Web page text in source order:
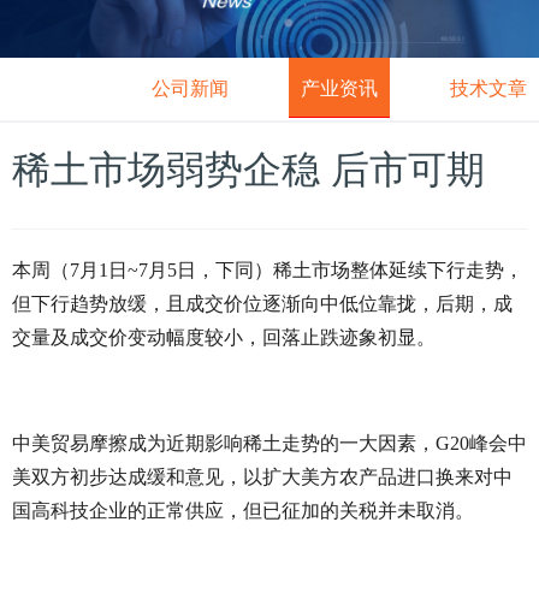
公司新闻 产业资讯 技术文章
稀土市场弱势企稳 后市可期
本周（7月1日~7月5日，下同）稀土市场整体延续下行走势，
但下行趋势放缓，且成交价位逐渐向中低位靠拢，后期，成
交量及成交价变动幅度较小，回落止跌迹象初显。
中美贸易摩擦成为近期影响稀土走势的一大因素，G20峰会中
美双方初步达成缓和意见，以扩大美方农产品进口换来对中
国高科技企业的正常供应，但已征加的关税并未取消。